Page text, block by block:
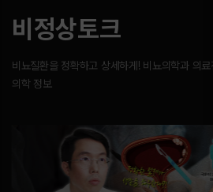
비정상토크
비뇨질환을 정확하고 상세하게! 비뇨의학과 의
의학 정보